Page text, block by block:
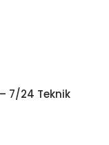
7/24 Teknik